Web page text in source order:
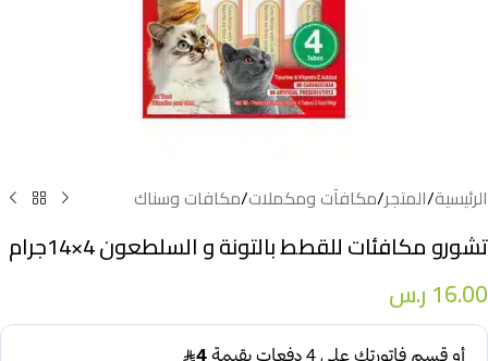
الرئيسية/المتجر/مكافآت ومكملات/مكافات وسناك
تشورو مكافئات للقطط بالتونة و السلطعون 4×14جرام
16.00 ر.س